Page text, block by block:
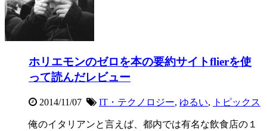
ホリエモンのゼロを本の要約サイトflierを使
って読んだレビュー
2014/11/07 IT・テクノロジー, ゆるい, トピックス
俺のイタリアンと言えば、都内では有名な飲食店の１